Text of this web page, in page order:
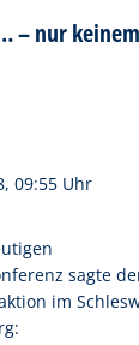
– nur
09:55 Uhr
sagte
im